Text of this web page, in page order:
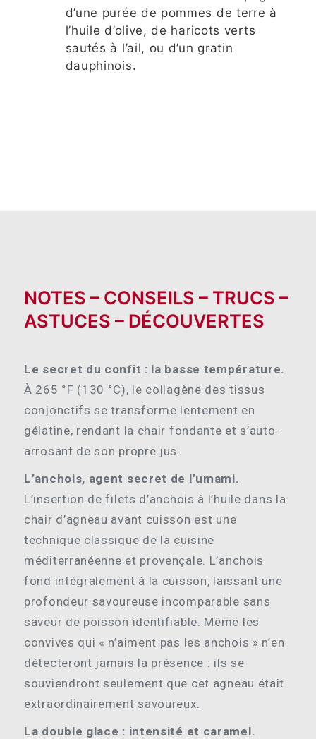
d’une purée de pommes de terre à
l’huile d’olive, de haricots verts
sautés à l’ail, ou d’un gratin
dauphinois.
NOTES – CONSEILS – TRUCS –
ASTUCES – DÉCOUVERTES
Le secret du confit : la basse température.
À 265 °F (130 °C), le collagène des tissus
conjonctifs se transforme lentement en
gélatine, rendant la chair fondante et s’auto-
arrosant de son propre jus.
L’anchois, agent secret de l’umami.
L’insertion de filets d’anchois à l’huile dans la
chair d’agneau avant cuisson est une
technique classique de la cuisine
méditerranéenne et provençale. L’anchois
fond intégralement à la cuisson, laissant une
profondeur savoureuse incomparable sans
saveur de poisson identifiable. Même les
convives qui « n’aiment pas les anchois » n’en
détecteront jamais la présence : ils se
souviendront seulement que cet agneau était
extraordinairement savoureux.
La double glace : intensité et caramel.